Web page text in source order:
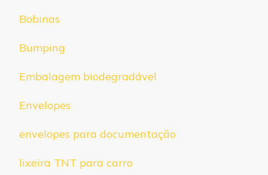
Bobinas
Bumping
Embalagem biodegradável
Envelopes
envelopes para documentação
lixeira TNT para carro